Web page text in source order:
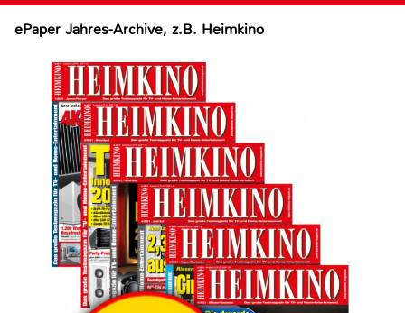
ePaper Jahres-Archive, z.B. Heimkino